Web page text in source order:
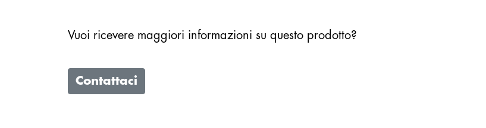
Vuoi ricevere maggiori informazioni su questo prodotto?
Contattaci